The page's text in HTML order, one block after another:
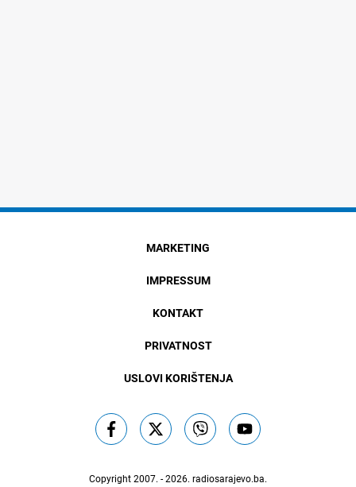
MARKETING
IMPRESSUM
KONTAKT
PRIVATNOST
USLOVI KORIŠTENJA
Copyright 2007. - 2026. radiosarajevo.ba.